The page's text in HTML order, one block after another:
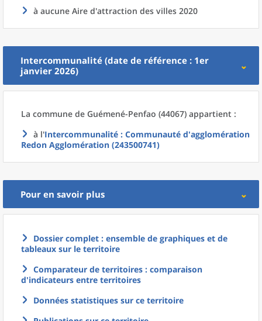
à aucune Aire d'attraction des villes 2020
Intercommunalité (date de référence : 1er
janvier 2026)
La commune de Guémené-Penfao (44067) appartient :
à l'Intercommunalité : Communauté d'agglomération
Redon Agglomération (243500741)
Pour en savoir plus
Dossier complet : ensemble de graphiques et de
tableaux sur le territoire
Comparateur de territoires : comparaison
d'indicateurs entre territoires
Données statistiques sur ce territoire